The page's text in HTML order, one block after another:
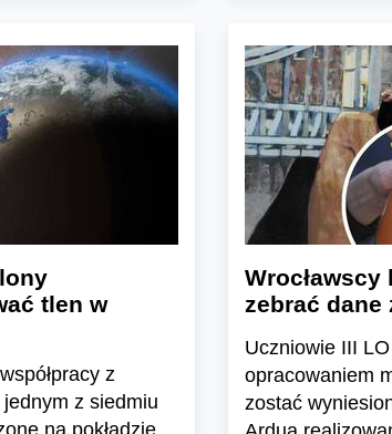
tlen w
z
z siedmiu
zebrać dane
Uczniowie III
opracowaniem
zostać